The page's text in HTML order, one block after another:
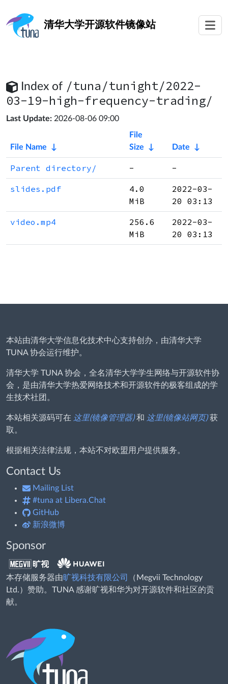
清华大学开源软件镜像站
Index of /tuna/tunight/2022-
03-19-high-frequency-trading/
Last Update: 2026-08-06 09:00
File Name ↓
File
Size
↓ Date ↓
Parent directory/ - -
slides.pdf
4.0
MiB
2022-03-
20 03:13
video.mp4
256.6
MiB
2022-03-
20 03:13
本站由清华大学信息化技术中心支持创办，由清华大学
TUNA 协会运行维护。
清华大学 TUNA 协会，全名清华大学学生网络与开源软件协
会，是由清华大学热爱网络技术和开源软件的极客组成的学
生技术社团。
本站相关源码可在 这里(镜像管理器)和 这里(镜像站网页)获
取。
根据相关法律法规，本站不对欧盟用户提供服务。
Contact Us
Mailing List
#tuna at Libera.Chat
GitHub
新浪微博
Sponsor
本存储服务器由旷视科技有限公司
（Megvii Technology
Ltd.）赞助。TUNA 感谢旷视和华为对开源软件和社区的贡
献。